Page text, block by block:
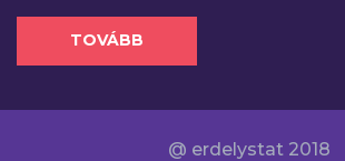
TOVÁBB
@ erdelystat 2018